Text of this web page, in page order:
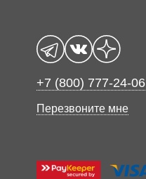
+7 (800) 777-24-06
Перезвоните мне